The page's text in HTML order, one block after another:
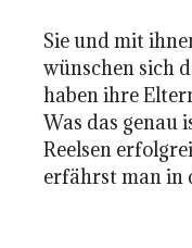
Sie und mit
wünschen sich
haben ihre
Was das genau
Reelsen
erfährst man in